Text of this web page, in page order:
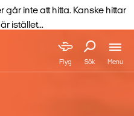
Flyg Sök Menu
inte att hitta. Kanske hittar
istället...